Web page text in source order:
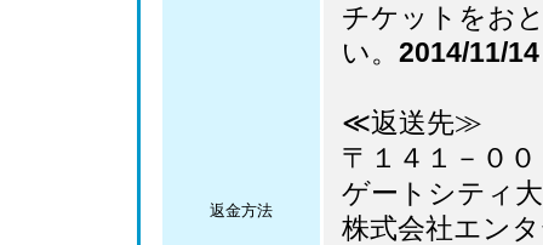
返金方法
チケットをお
い。 2014/11/
≪返送先≫
〒１４１－０
ゲートシティ
株式会社エン